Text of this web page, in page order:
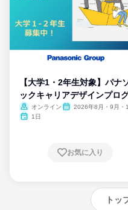
【大学1・2年生対象】パナ
ックキャリアデザインプロ
ム
オンライン
2026年8月・9月・
1日
お気に入り
トッ